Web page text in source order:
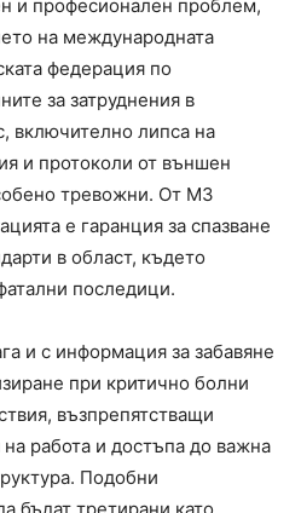
и професионален проблем,
на международната
федерация по
за затруднения в
включително липса на
и протоколи от външен
тревожни. От МЗ
е гаранция за спазване
в област, където
последици.
и с информация за забавяне
при критично болни
възпрепятстващи
работа и достъпа до важна
Подобни